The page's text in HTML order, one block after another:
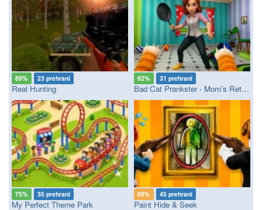
89% 23 prehraní
Real Hunting
92% 31 prehraní
Bad Cat Prankster - Mom’s Return
75% 35 prehraní
My Perfect Theme Park
69% 45 prehraní
Paint Hide & Seek